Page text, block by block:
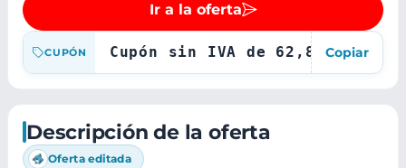
Ir a la oferta
CUPÓN Cupón sin IVA de 62,82 Copiar
Descripción de la oferta
Oferta editada